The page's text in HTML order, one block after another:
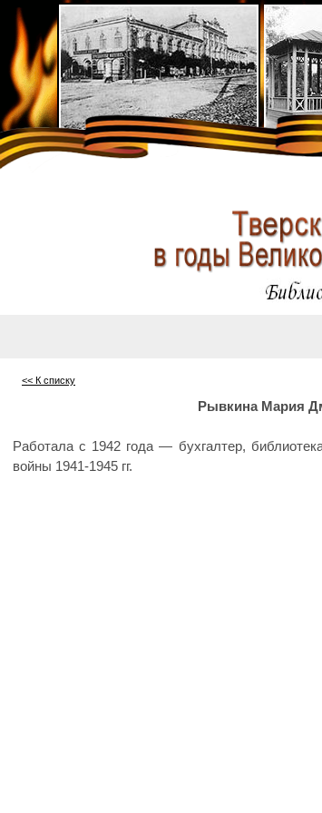
<< К списку
Рывкина Мария
Работала с 1942 года — бухгалтер,
войны 1941-1945 гг.